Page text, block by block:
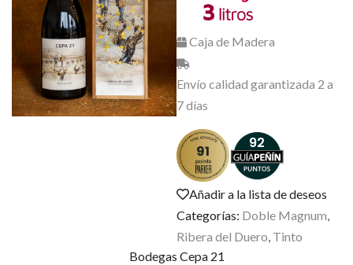
Caja de Madera
Envío calidad garantizada 2 a
7 días
91 92
Añadir a la lista de deseos
Categorías: Doble Magnum,
Ribera del Duero, Tinto
Bodegas Cepa 21